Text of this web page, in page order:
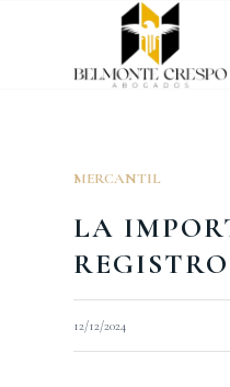
MERCANTIL
LA
12/12/2024